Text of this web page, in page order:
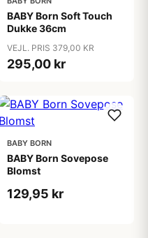
BABY Born Soft Touch
Dukke 36cm
VEJL. PRIS 379,00 KR
295,00 kr
BABY BORN
BABY Born Sovepose
Blomst
129,95 kr